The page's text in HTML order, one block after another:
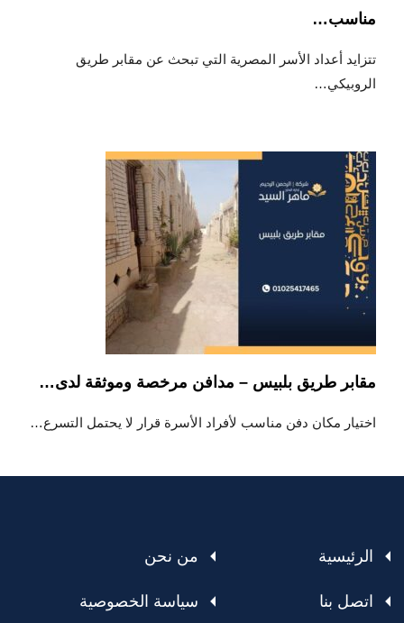
مناسب…
تتزايد أعداد الأسر المصرية التي تبحث عن مقابر طريق
الروبيكي…
مقابر طريق بلبيس – مدافن مرخصة وموثقة لدى…
اختيار مكان دفن مناسب لأفراد الأسرة قرار لا يحتمل التسرع…
الرئيسية من نحن
اتصل بنا سياسة الخصوصية